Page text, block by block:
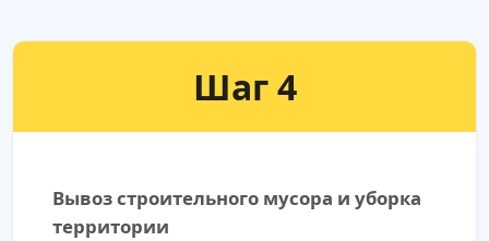
Шаг 4
Вывоз строительного мусора и уборка
территории